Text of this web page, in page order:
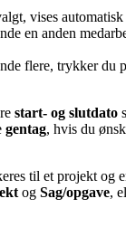
vises
en anden
flere, trykker du
start- og slutdato
gentag, hvis du
til et projekt og
og Sag/opgave,